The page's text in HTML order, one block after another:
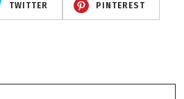
TWITTER PINTEREST